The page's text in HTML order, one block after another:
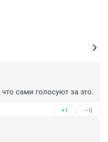
сами голосуют за это.
+1 –0